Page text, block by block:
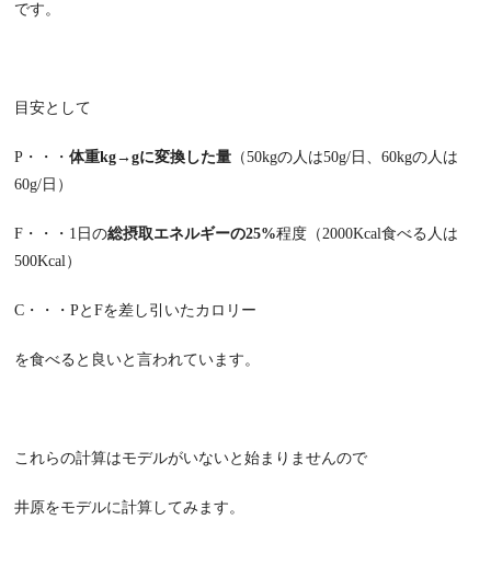
です。
目安として
P・・・ 体重kg→gに変換した量（50kgの人は50g/日、60kgの人は
60g/日）
F・・・1日の総摂取エネルギーの25%程度（2000Kcal食べる人は
500Kcal）
C・・・PとFを差し引いたカロリー
を食べると良いと言われています。
これらの計算はモデルがいないと始まりませんので
井原をモデルに計算してみます。